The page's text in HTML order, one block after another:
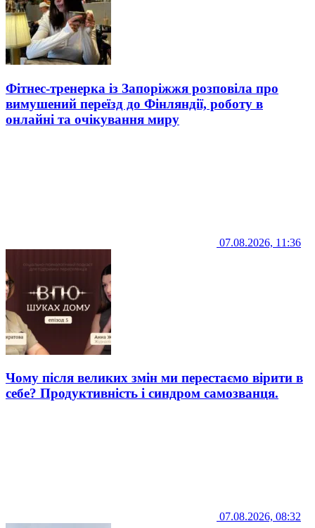
Фітнес-тренерка із Запоріжжя розповіла про
вимушений переїзд до Фінляндії, роботу в
онлайні та очікування миру
07.08.2026, 11:36
Чому після великих змін ми перестаємо вірити в
себе? Продуктивність і синдром самозванця.
07.08.2026, 08:32